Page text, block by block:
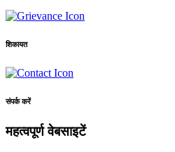
शिकायत
संपर्क करें
महत्वपूर्ण वेबसाइटें